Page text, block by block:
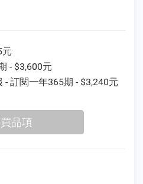
元
- $3,600元
- 訂閱一年365期 - $3,240元